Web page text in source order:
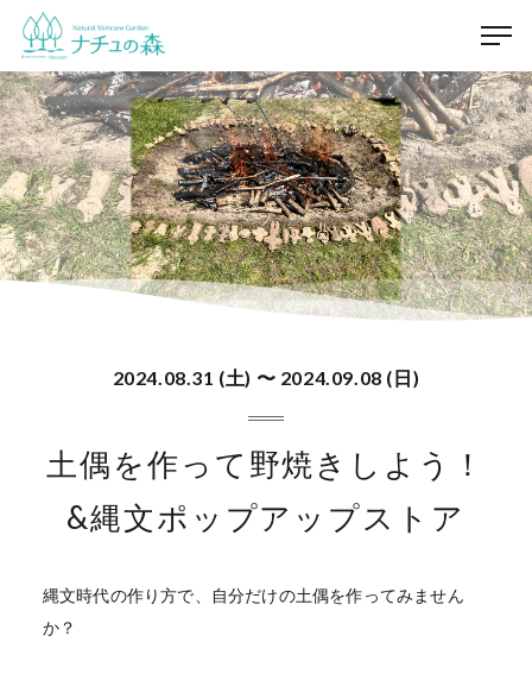
2024.08.31 (土) 〜 2024.09.08 (日)
土偶を作って野焼きしよう！
&縄文ポップアップストア
縄文時代の作り方で、自分だけの土偶を作ってみません
か？